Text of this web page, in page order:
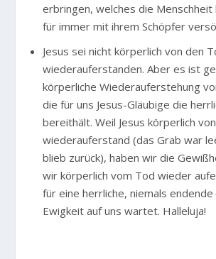
erbringen, welches die
für immer mit ihrem Schöpfer
Jesus sei nicht körperlich von den
wiederauferstanden. Aber es ist
körperliche Wiederauferstehung
die für uns Jesus-Gläubige die
bereithält. Weil Jesus körperlich
wiederauferstand (das Grab war
blieb zurück), haben wir die
wir körperlich vom Tod wieder
für eine herrliche, niemals endende
Ewigkeit auf uns wartet. Halleluja!